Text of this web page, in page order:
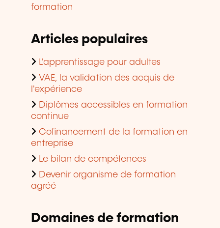
formation
Articles populaires
L'apprentissage pour adultes
VAE, la validation des acquis de
l'expérience
Diplômes accessibles en formation
continue
Cofinancement de la formation en
entreprise
Le bilan de compétences
Devenir organisme de formation
agréé
Domaines de formation